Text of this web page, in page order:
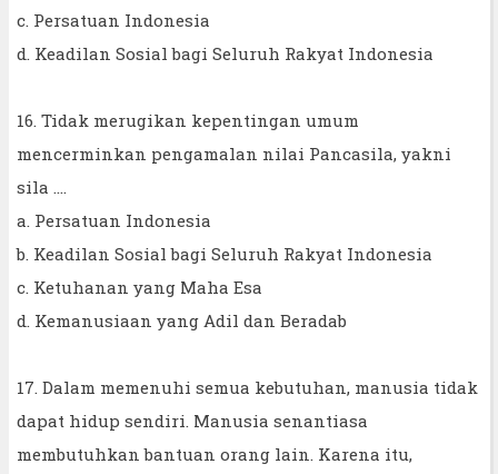
c. Persatuan Indonesia
d. Keadilan Sosial bagi Seluruh Rakyat Indonesia
16. Tidak merugikan kepentingan umum
mencerminkan pengamalan nilai Pancasila, yakni
sila ....
a. Persatuan Indonesia
b. Keadilan Sosial bagi Seluruh Rakyat Indonesia
c. Ketuhanan yang Maha Esa
d. Kemanusiaan yang Adil dan Beradab
17. Dalam memenuhi semua kebutuhan, manusia tidak
dapat hidup sendiri. Manusia senantiasa
membutuhkan bantuan orang lain. Karena itu,